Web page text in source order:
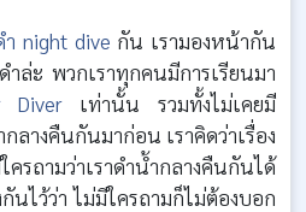
ำ night dive กัน เรามองหน้ากัน
ล่ะ พวกเราทุกคนมีการเรียนมา
Diverเท่านั้น รวมทั้งไม่เคยมี
ลางคืนกันมาก่อน เราคิดว่าเรื่อง
รถามว่าเราดำน้ำกลางคืนกันได้
นไว้ว่า ไม่มีใครถามก็ไม่ต้องบอก